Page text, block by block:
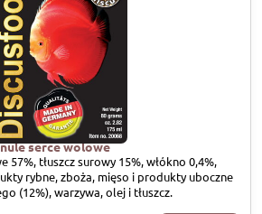
serce wolowe
57%, tłuszcz surowy 15%, włókno 0,4%,
rybne, zboża, mięso i produkty uboczne
(12%), warzywa, olej i tłuszcz.